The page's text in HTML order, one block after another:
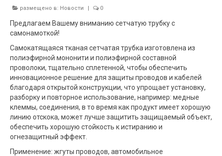
размещено в: Новости | 0
Предлагаем Вашему вниманию сетчатую трубку с
самонамоткой!
Самокатящаяся тканая сетчатая трубка изготовлена из
полиэфирной мононити и полиэфирной составной
проволоки, тщательно сплетенной, чтобы обеспечить
инновационное решение для защиты проводов и кабелей
благодаря открытой конструкции, что упрощает установку,
разборку и повторное использование, например: медные
клеммы, соединения, в то время как продукт имеет хорошую
линию отскока, может лучше защитить защищаемый объект,
обеспечить хорошую стойкость к истиранию и
огнезащитный эффект.
Применение: жгуты проводов, автомобильное